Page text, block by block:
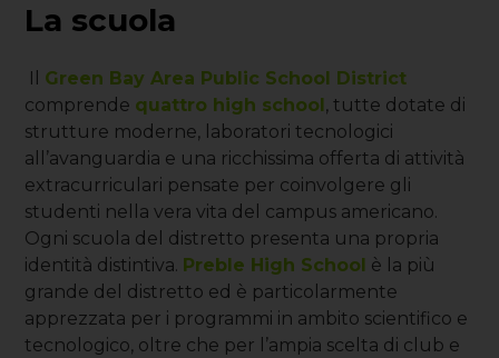
La scuola
Green Bay Area Public School District
comprende quattro high school , tutte dotate di
strutture moderne, laboratori tecnologici
all’avanguardia e una ricchissima offerta di attività
extracurriculari pensate per coinvolgere gli
studenti nella vera vita del campus americano.
Ogni scuola del distretto presenta una propria
identità distintiva. Preble High School è la più
grande del distretto ed è particolarmente
apprezzata per i programmi in ambito scientifico e
tecnologico, oltre che per l’ampia scelta di club e